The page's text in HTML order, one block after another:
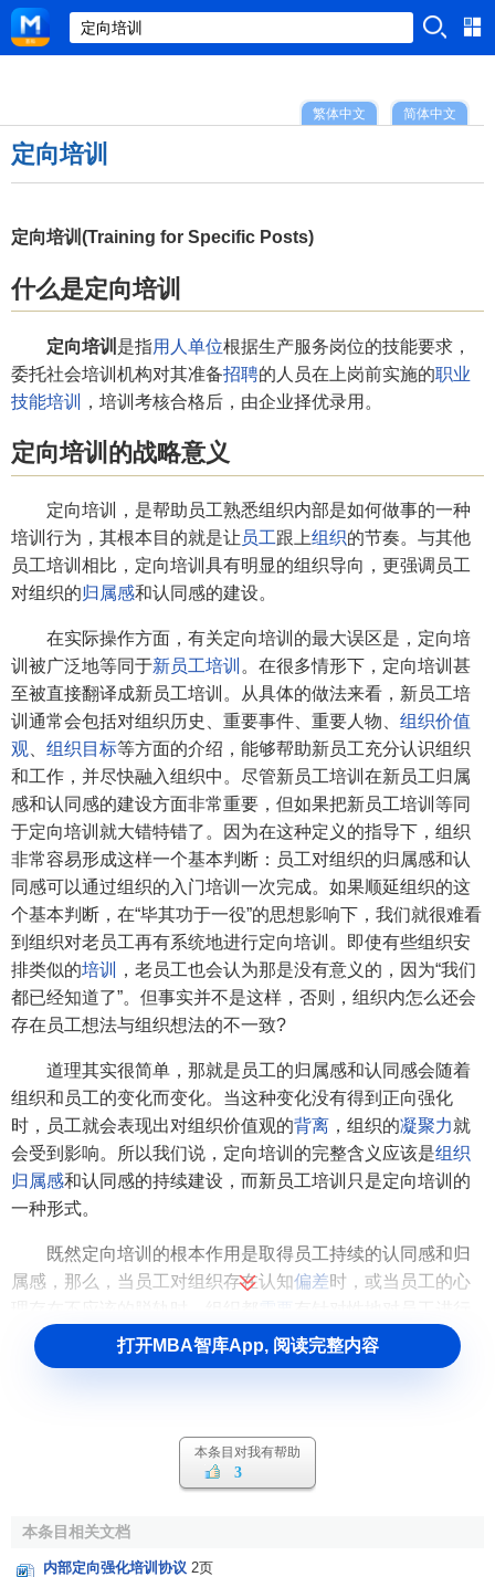
简体中文
繁体中文
定向培训
定向培训(Training for Specific Posts)
什么是定向培训
定向培训 是指用人单位根据生产服务岗位的技能要求，
委托社会培训机构对其准备招聘的人员在上岗前实施的职业
技能培训
，培训考核合格后，由企业择优录用。
定向培训的战略意义
定向培训，是帮助员工熟悉组织内部是如何做事的一种
培训行为，其根本目的就是让 员工跟上组织的节奏。与其他
员工培训相比，定向培训具有明显的组织导向，更强调员工
对组织的归属感和认同感的建设。
在实际操作方面，有关定向培训的最大误区是，定向培
训被广泛地等同于新员工培训 。在很多情形下，定向培训甚
至被直接翻译成新员工培训。从具体的做法来看，新员工培
训通常会包括对组织历史、重要事件、重要人物、 组织价值
观
组织目标等方面的介绍，能够帮助新员工充分认识组织
和工作，并尽快融入组织中。尽管新员工培训在新员工归属
感和认同感的建设方面非常重要，但如果把新员工培训等同
于定向培训就大错特错了。因为在这种定义的指导下，组织
非常容易形成这样一个基本判断：员工对组织的归属感和认
同感可以通过组织的入门培训一次完成。如果顺延组织的这
个基本判断，在“毕其功于一役”的思想影响下，我们就很难看
到组织对老员工再有系统地进行定向培训。即使有些组织安
排类似的培训
，老员工也会认为那是没有意义的，因为“我们
都已经知道了”。但事实并不是这样，否则，组织内怎么还会
存在员工想法与组织想法的不一致?
道理其实很简单，那就是员工的归属感和认同感会随着
组织和员工的变化而变化。当这种变化没有得到正向强化
时，员工就会表现出对组织价值观的背离 ，组织的凝聚力就
会受到影响。所以我们说，定向培训的完整含义应该是组织
归属感和认同感的持续建设，而新员工培训只是定向培训的
一种形式。
既然定向培训的根本作用是取得员工持续的认同感和归
属感，那么，当员工对组织存在认知偏差时，或当员工的心
定向培训，从而使员工回到组织的既定路线上来。当从这个
层面来认识定向培训时，我们就不难发现定向培训一定是员
打开MBA智库App, 阅读完整内容
本条目对我有帮助
3
本条目相关文档
内部定向强化培训协议 2页